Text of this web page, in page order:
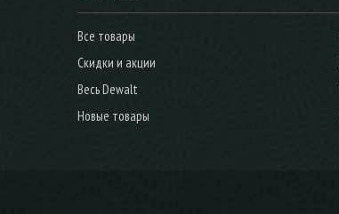
Все товары
Скидки и акции
Весь Dewalt
Новые товары